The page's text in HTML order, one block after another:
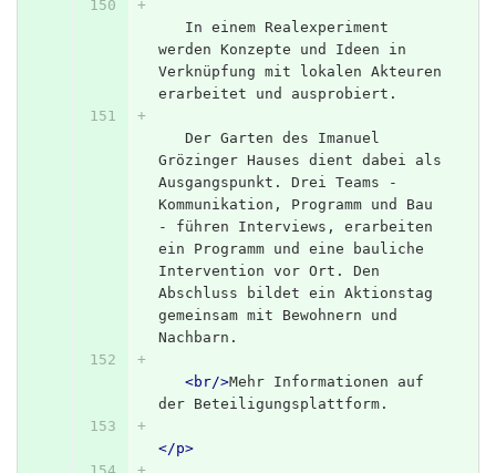
   In einem Realexperiment
werden Konzepte und Ideen in
Verknüpfung mit lokalen Akteuren
erarbeitet und ausprobiert.
   Der Garten des Imanuel
Grözinger Hauses dient dabei als
Ausgangspunkt. Drei Teams -
Kommunikation, Programm und Bau
- führen Interviews, erarbeiten
ein Programm und eine bauliche
Intervention vor Ort. Den
Abschluss bildet ein Aktionstag
gemeinsam mit Bewohnern und
Nachbarn.
<br/>Mehr Informationen auf
der Beteiligungsplattform.
</p>